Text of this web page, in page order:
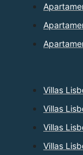
Villas
Villas
Villas
Villas